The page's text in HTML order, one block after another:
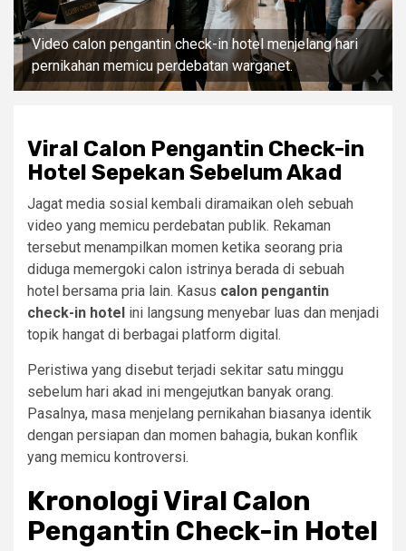
Video calon pengantin check-in hotel menjelang hari
pernikahan memicu perdebatan warganet.
Viral Calon Pengantin Check-in
Hotel Sepekan Sebelum Akad
Jagat media sosial kembali diramaikan oleh sebuah
video yang memicu perdebatan publik. Rekaman
tersebut menampilkan momen ketika seorang pria
diduga memergoki calon istrinya berada di sebuah
hotel bersama pria lain. Kasus calon pengantin
check-in hotel ini langsung menyebar luas dan menjadi
topik hangat di berbagai platform digital.
Peristiwa yang disebut terjadi sekitar satu minggu
sebelum hari akad ini mengejutkan banyak orang.
Pasalnya, masa menjelang pernikahan biasanya identik
dengan persiapan dan momen bahagia, bukan konflik
yang memicu kontroversi.
Kronologi Viral Calon
Pengantin Check-in Hotel